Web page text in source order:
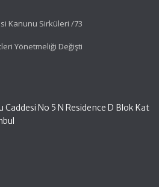
Kanunu Sirküleri /73
Yönetmeliği Değişti
Caddesi No 5 N Residence D Blok Kat